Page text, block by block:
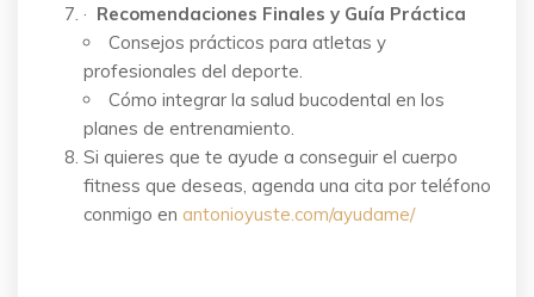
· Recomendaciones Finales y Guía Práctica
Consejos prácticos para atletas y
profesionales del deporte.
Cómo integrar la salud bucodental en los
planes de entrenamiento.
Si quieres que te ayude a conseguir el cuerpo
fitness que deseas, agenda una cita por teléfono
conmigo en antonioyuste.com/ayudame/